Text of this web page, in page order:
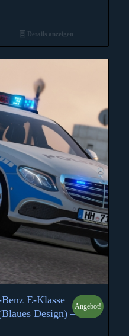
Details anzeigen
E-Klasse
Design) –
Angebot!